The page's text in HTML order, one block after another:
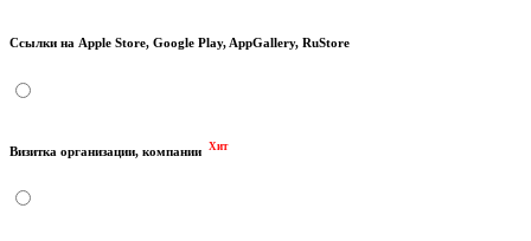
Ссылки на Apple Store, Google Play, AppGallery, RuStore
Визитка организации, компании Хит